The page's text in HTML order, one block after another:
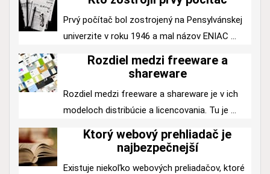
Prvý počítač bol zostrojený na Pensylvánskej
univerzite v roku 1946 a mal názov ENIAC ...
Rozdiel medzi freeware a
shareware
Rozdiel medzi freeware a shareware je v ich
modeloch distribúcie a licencovania. Tu je ...
Ktorý webový prehliadač je
najbezpečnejší
Existuje niekoľko webových preliadačov, ktoré